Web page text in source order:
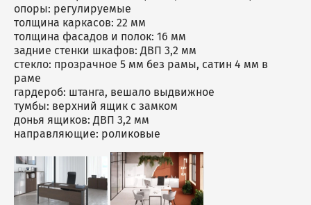
опоры: регулируемые
толщина каркасов: 22 мм
толщина фасадов и полок: 16 мм
задние стенки шкафов: ДВП 3,2 мм
стекло: прозрачное 5 мм без рамы, сатин 4 мм в
раме
гардероб: штанга, вешало выдвижное
тумбы: верхний ящик с замком
донья ящиков: ДВП 3,2 мм
направляющие: роликовые